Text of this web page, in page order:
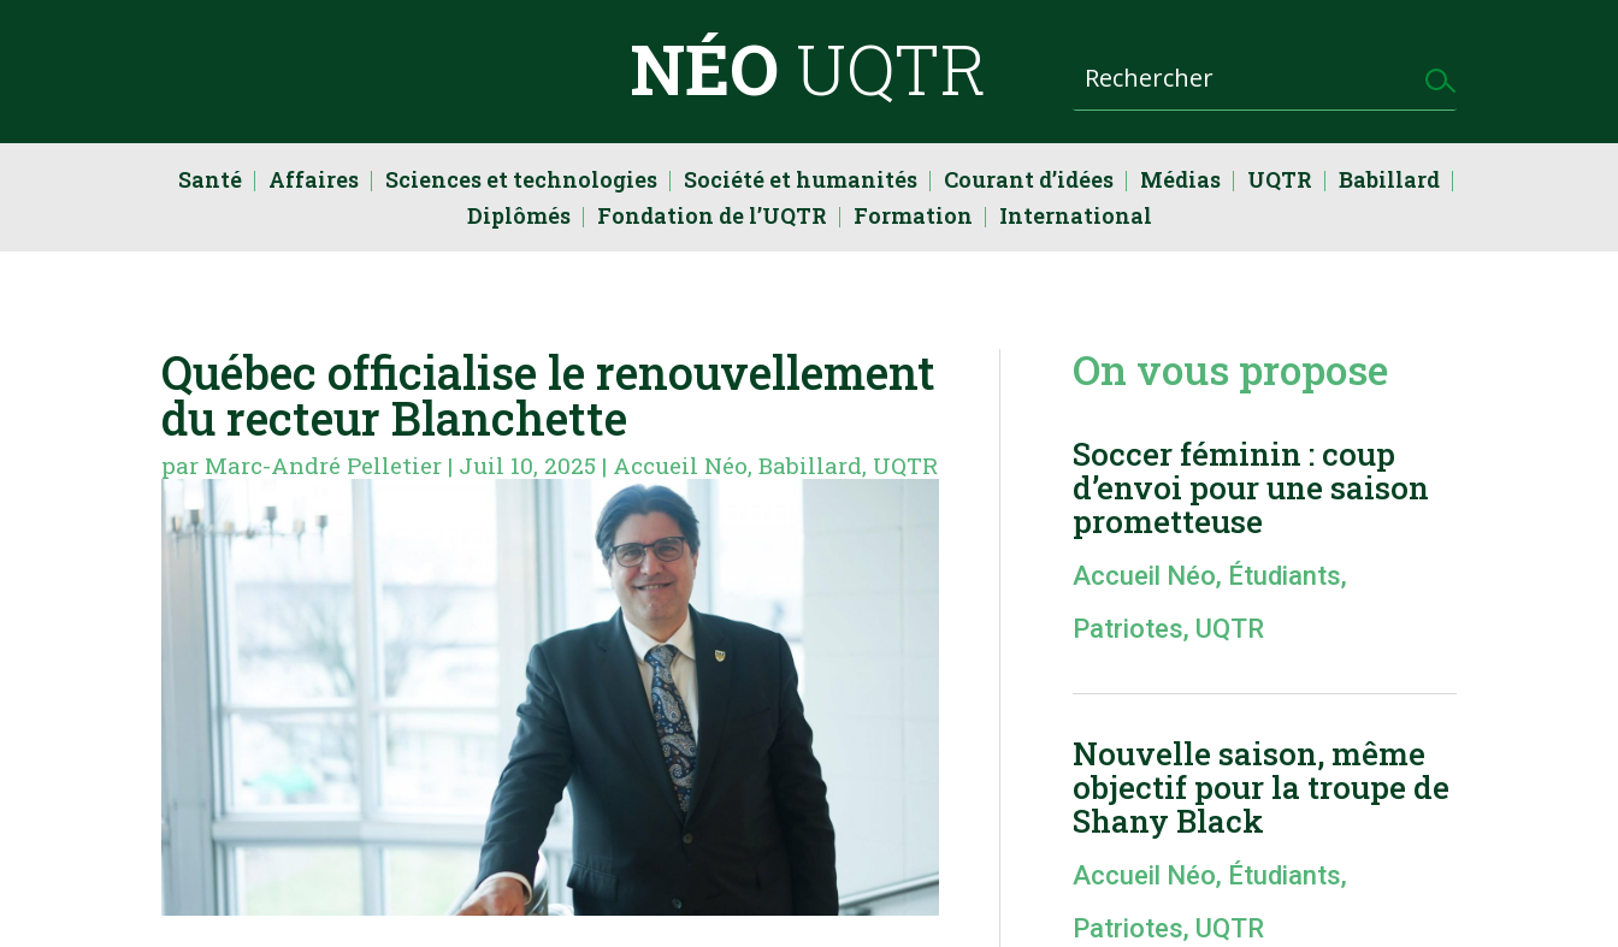
NÉO UQTR
Santé Affaires Sciences et technologies Société et humanités Courant d’idées Médias UQTR
Babillard
Diplômés
Fondation de l’UQTR Formation International
Québec officialise le renouvellement
du recteur Blanchette
par Marc-André Pelletier | Juil 10, 2025 | Accueil Néo,Babillard, UQTR
On vous propose
Soccer féminin : coup
d’envoi pour une saison
prometteuse
Accueil Néo, Étudiants,
Patriotes, UQTR
Nouvelle saison, même
objectif pour la troupe de
Shany Black
Accueil Néo, Étudiants,
Patriotes, UQTR